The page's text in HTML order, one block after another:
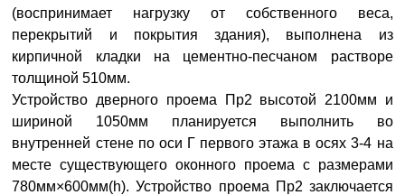
(воспринимает нагрузку от собственного веса,
перекрытий и покрытия здания), выполнена из
кирпичной кладки на цементно-песчаном растворе
толщиной 510мм.
Устройство дверного проема Пр2 высотой 2100мм и
шириной 1050мм планируется выполнить во
внутренней стене по оси Г первого этажа в осях 3-4 на
месте существующего оконного проема с размерами
780мм×600мм(h). Устройство проема Пр2 заключается